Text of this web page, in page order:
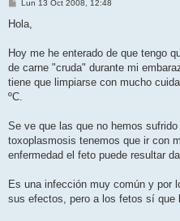
M
n
j
e
Lun 13 Oct 2008, 12:48
Hola,
Hoy me he enterado de que tengo
de carne "cruda" durante mi
tiene que limpiarse con mucho
ºC.
Se ve que las que no hemos
toxoplasmosis tenemos que ir con
enfermedad el feto puede resultar
Es una infección muy común y por
sus efectos, pero a los fetos sí que